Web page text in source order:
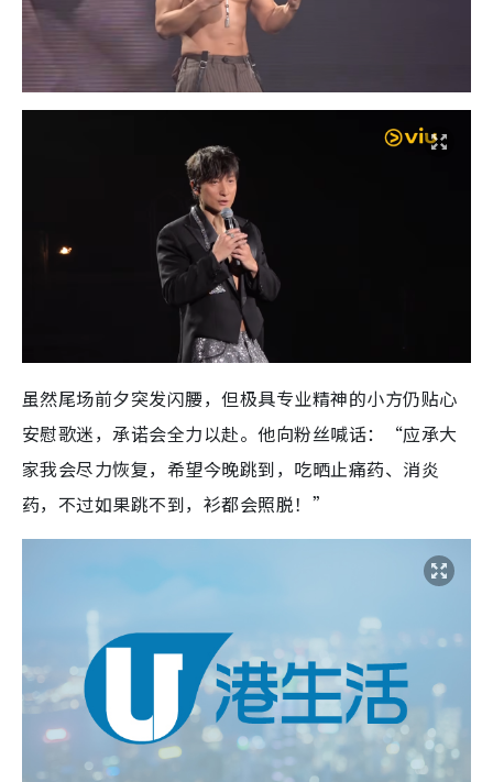
虽然尾场前夕突发闪腰，但极具专业精神的小方仍贴心
安慰歌迷，承诺会全力以赴。他向粉丝喊话：“应承大
家我会尽力恢复，希望今晚跳到，吃晒止痛药、消炎
药，不过如果跳不到，衫都会照脱！”